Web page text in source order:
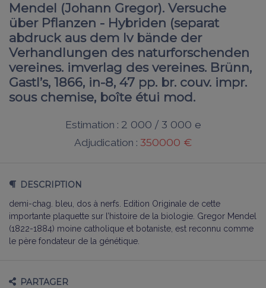
Mendel (Johann Gregor). Versuche
über Pflanzen - Hybriden (separat
abdruck aus dem Iv bände der
Verhandlungen des naturforschenden
vereines. imverlag des vereines. Brünn,
Gastl’s, 1866, in-8, 47 pp. br. couv. impr.
sous chemise, boîte étui mod.
Estimation : 2 000 / 3 000 e
Adjudication : 350000 €
DESCRIPTION
demi-chag. bleu, dos à nerfs. Edition Originale de cette
importante plaquette sur l’histoire de la biologie. Gregor Mendel
(1822-1884) moine catholique et botaniste, est reconnu comme
le père fondateur de la génétique.
PARTAGER